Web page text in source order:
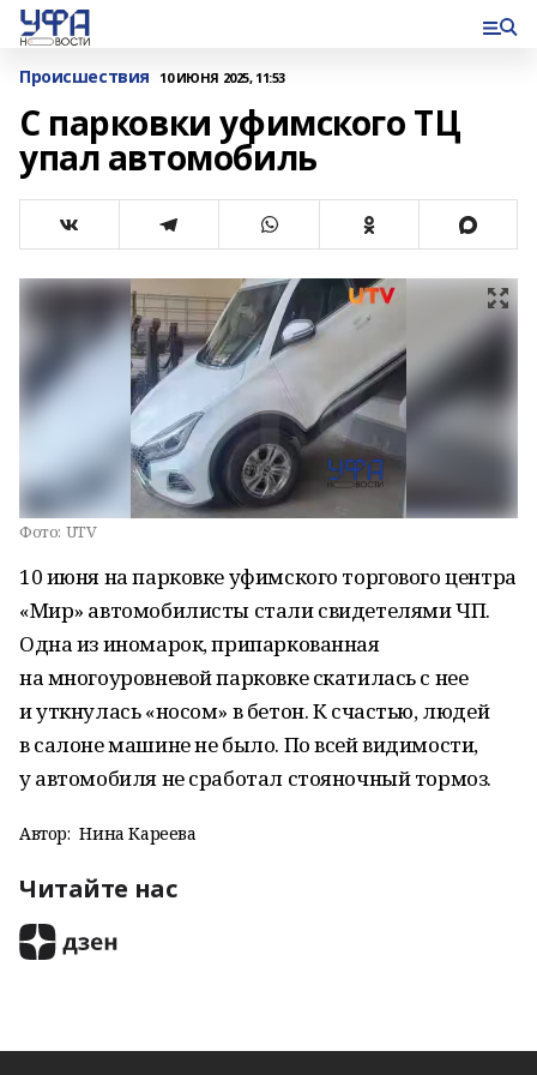
Происшествия 10 ИЮНЯ 2025, 11:53
С парковки уфимского ТЦ
упал автомобиль
Фото: UTV
10 июня на парковке уфимского торгового центра
«Мир» автомобилисты стали свидетелями ЧП.
Одна из иномарок, припаркованная
на многоуровневой парковке скатилась с нее
и уткнулась «носом» в бетон. К счастью, людей
в салоне машине не было. По всей видимости,
у автомобиля не сработал стояночный тормоз.
Автор: Нина Кареева
Читайте нас